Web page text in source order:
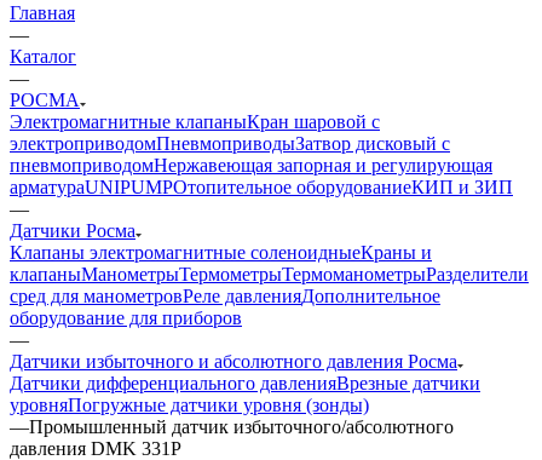
Главная
—
Каталог
—
РОСМА
Электромагнитные клапаныКран шаровой с
электроприводомПневмоприводыЗатвор дисковый с
пневмоприводомНержавеющая запорная и регулирующая
арматураUNIPUMPОтопительное оборудованиеКИП и ЗИП
—
Датчики Росма
Клапаны электромагнитные соленоидныеКраны и
клапаныМанометрыТермометрыТермоманометрыРазделители
сред для манометровРеле давленияДополнительное
оборудование для приборов
—
Датчики избыточного и абсолютного давления Росма
Датчики дифференциального давленияВрезные датчики
уровняПогружные датчики уровня (зонды)
—Промышленный датчик избыточного/абсолютного
давления DMK 331P